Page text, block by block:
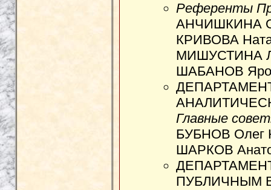
Референты
АНЧИШКИНА
КРИВОВА
МИШУСТИНА
ШАБАНОВ
Главные
БУБНОВ Олег
ШАРКОВ
ПУБЛИЧНЫМ